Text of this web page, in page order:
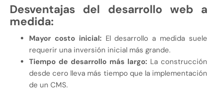
Desventajas del desarrollo web a
medida:
Mayor costo inicial: El desarrollo a medida suele
requerir una inversión inicial más grande.
Tiempo de desarrollo más largo: La construcción
desde cero lleva más tiempo que la implementación
de un CMS.